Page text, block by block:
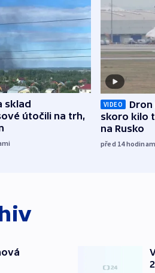
sklad
útočili na trh,
VIDEO
skoro kilo
na Rusko
před 14